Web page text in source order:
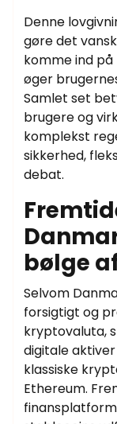
Denne
gøre det
komme ind
øger
Samlet set
brugere og
komplekst
sikkerhed,
debat.
bølge
Selvom
forsigtigt og
kryptovaluta,
digitale
klassiske
Ethereum.